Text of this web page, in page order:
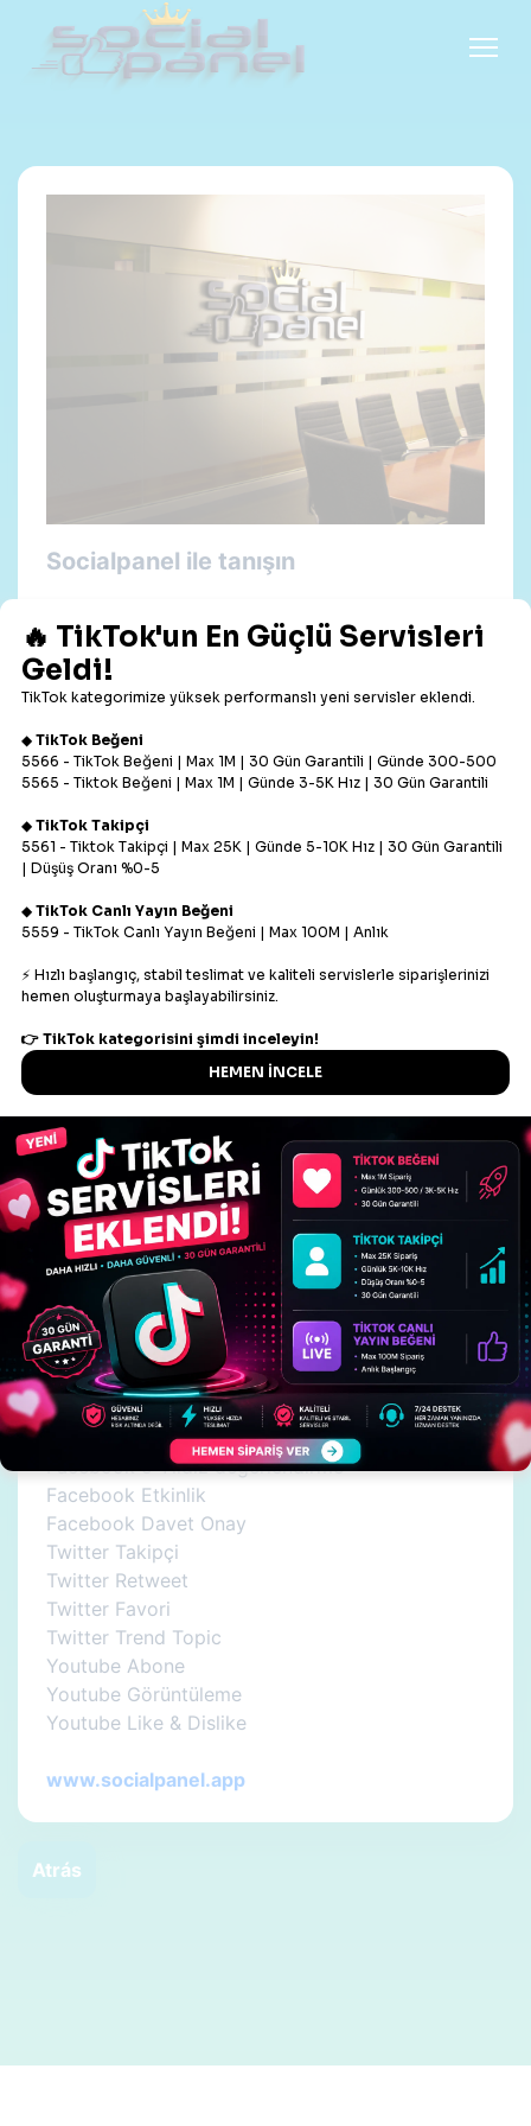
Socialpanel ile tanışın
zorunda kalmadan Facebook, Youtube,
İnstagram, Twitter gibi sosyal medya ağlarındaki
takipçi, görüntülenme, beğeni, paylaşma
yapı ile fenomenler arasına girme, en bilinir
sosyal medya
Fenomen olmak için aşağıdaki adımları
Sitemize buradan ücretsiz üye olun.
sistemi Paytr alt yapısı ile.)
Sizi fenomen yapacak servisleri kullanmaya
başlayın.
Servislerimiz ;
İnstagram Takipçi (Cinsiyet ve ülke seçimi
yapılabilir.)
İnstagram Beğeni (Cinsiyet ve ülke seçimi
yapılabilir.)
İnstagram Görüntüleme (Canlı yayın ve Story
dahil)
İnstagram Otomatik Beğeni
İnstagram Yorum
Facebook Sayfa Beğeni (Cinsiyet ve ülke seçimi
yapılabilir.)
Facebook Video İzlenme
Facebook Yorum
Facebook 5 Yıldız değerlendirme
Facebook Etkinlik
Facebook Davet Onay
Twitter Takipçi
Twitter Retweet
Twitter Favori
Twitter Trend Topic
Youtube Abone
Youtube Görüntüleme
Youtube Like & Dislike
www.socialpanel.app
Atrás